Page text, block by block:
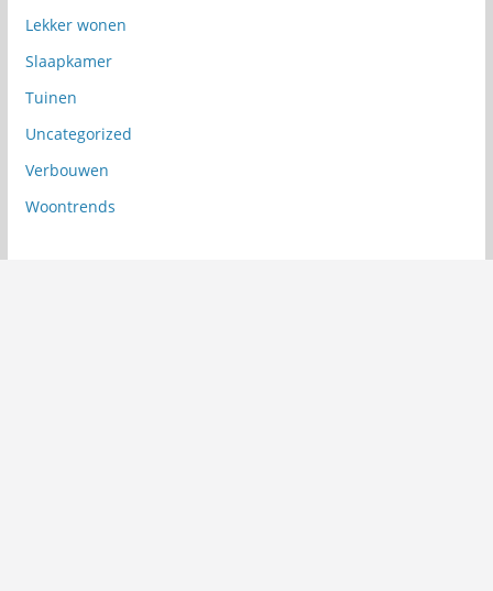
Lekker wonen
Slaapkamer
Tuinen
Uncategorized
Verbouwen
Woontrends